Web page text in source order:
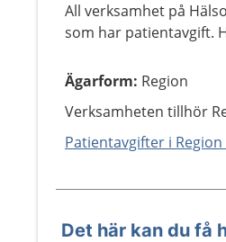
All verksamhet på
som har patientavgift.
Ägarform: Region
Verksamheten tillhör
Patientavgifter i
Det här kan du få